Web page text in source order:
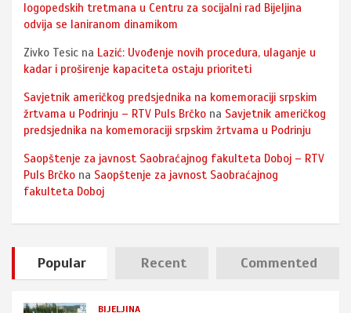
logopedskih tretmana u Centru za socijalni rad Bijeljina
odvija se laniranom dinamikom
Zivko Tesic na Lazić: Uvođenje novih procedura, ulaganje u
kadar i proširenje kapaciteta ostaju prioriteti
Savjetnik američkog predsjednika na komemoraciji srpskim
žrtvama u Podrinju – RTV Puls Brčko na Savjetnik američkog
predsjednika na komemoraciji srpskim žrtvama u Podrinju
Saopštenje za javnost Saobraćajnog fakulteta Doboj – RTV
Puls Brčko na Saopštenje za javnost Saobraćajnog
fakulteta Doboj
Popular Recent Commented
BIJELJINA